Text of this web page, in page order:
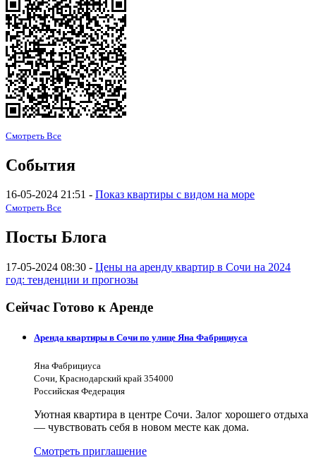
Смотреть Все
События
16-05-2024 21:51 - Показ квартиры с видом на море
Смотреть Все
Посты Блога
17-05-2024 08:30 - Цены на аренду квартир в Сочи на 2024
год: тенденции и прогнозы
Сейчас Готово к Аренде
Аренда квартиры в Сочи по улице Яна Фабрициуса
Яна Фабрициуса
Сочи, Краснодарский край 354000
Российская Федерация
Уютная квартира в центре Сочи. Залог хорошего отдыха
— чувствовать себя в новом месте как дома.
Смотреть приглашение